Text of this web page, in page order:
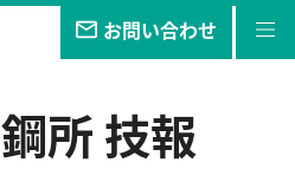
お問い合わせ
所 技報